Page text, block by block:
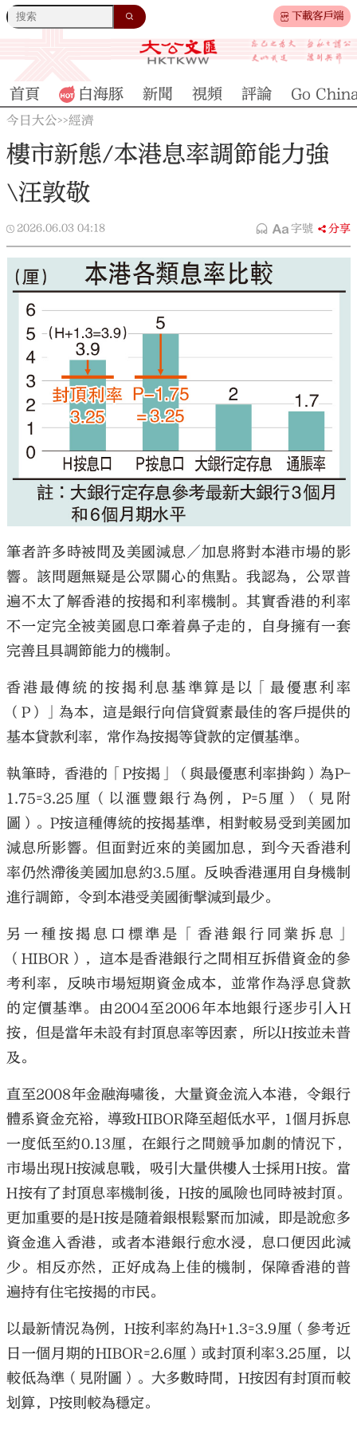
下載客戶端
大公文匯
首頁 白海豚 新聞 視頻 評論 Go
今日大公>>經濟
樓市新態/本港息率調節能力強
\汪敦敬
2026.06.03 04:18 字號 分享
筆者許多時被問及美國減息／加息將對本港市場的影
響。該問題無疑是公眾關心的焦點。我認為，公眾普
遍不太了解香港的按揭和利率機制。其實香港的利率
不一定完全被美國息口牽着鼻子走的，自身擁有一套
完善且具調節能力的機制。
香港最傳統的按揭利息基準算是以「最優惠利率
（P）」為本，這是銀行向信貸質素最佳的客戶提供的
基本貸款利率，常作為按揭等貸款的定價基準。
執筆時，香港的「P按揭」（與最優惠利率掛鈎）為P-
1.75=3.25厘（以滙豐銀行為例，P=5厘）（見附
圖）。P按這種傳統的按揭基準，相對較易受到美國加
減息所影響。但面對近來的美國加息，到今天香港利
率仍然滯後美國加息約3.5厘。反映香港運用自身機制
進行調節，令到本港受美國衝擊減到最少。
另一種按揭息口標準是「香港銀行同業拆息」
（HIBOR），這本是香港銀行之間相互拆借資金的參
考利率，反映市場短期資金成本，並常作為浮息貸款
的定價基準。由2004至2006年本地銀行逐步引入H
按，但是當年未設有封頂息率等因素，所以H按並未普
及。
直至2008年金融海嘯後，大量資金流入本港，令銀行
體系資金充裕，導致HIBOR降至超低水平，1個月拆息
一度低至約0.13厘，在銀行之間競爭加劇的情況下，
市場出現H按減息戰，吸引大量供樓人士採用H按。當
H按有了封頂息率機制後，H按的風險也同時被封頂。
更加重要的是H按是隨着銀根鬆緊而加減，即是說愈多
資金進入香港，或者本港銀行愈水浸，息口便因此減
少。相反亦然，正好成為上佳的機制，保障香港的普
遍持有住宅按揭的市民。
以最新情況為例，H按利率約為H+1.3=3.9厘（參考近
日一個月期的HIBOR=2.6厘）或封頂利率3.25厘，以
較低為準（見附圖）。大多數時間，H按因有封頂而較
划算，P按則較為穩定。